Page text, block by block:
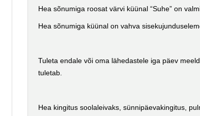
Hea sõnumiga roosat värvi küünal “Suhe” on
Hea sõnumiga küünal on vahva
Tuleta endale või oma lähedastele iga päev
tuletab.
Hea kingitus soolaleivaks, sünnipäevakingitus,